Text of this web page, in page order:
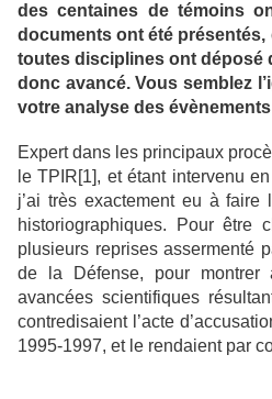
des centaines de témoins
documents ont été
toutes disciplines ont déposé
donc avancé. Vous semblez
votre analyse des
Expert dans les principaux
le TPIR[1], et étant intervenu
j’ai très exactement eu à
historiographiques. Pour être
plusieurs reprises assermenté
de la Défense, pour
avancées scientifiques
contredisaient l’acte
1995-1997, et le rendaient par